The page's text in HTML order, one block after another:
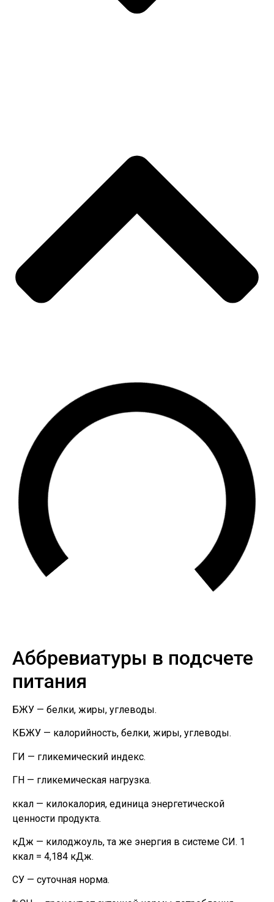
Аббревиатуры в подсчете
питания
БЖУ — белки, жиры, углеводы.
КБЖУ — калорийность, белки, жиры, углеводы.
ГИ — гликемический индекс.
ГН — гликемическая нагрузка.
ккал — килокалория, единица энергетической
ценности продукта.
кДж — килоджоуль, та же энергия в системе СИ. 1
ккал = 4,184 кДж.
СУ — суточная норма.